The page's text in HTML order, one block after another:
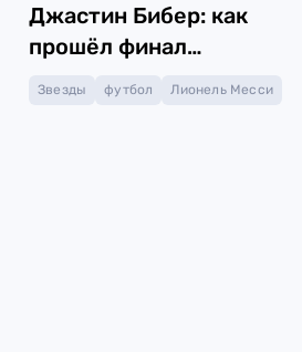
Джастин Бибер: как
прошёл финал
ЧМ-2026
Звезды футбол Лионель Месси